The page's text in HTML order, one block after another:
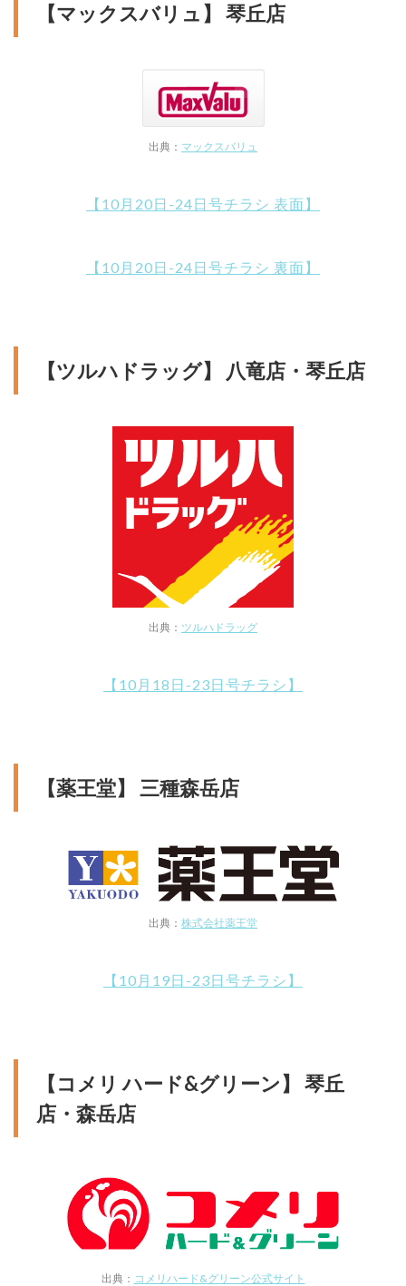
【マックスバリュ】 琴丘店
出典： マックスバリュ
【10月20日-24日号チラシ 表面】
【10月20日-24日号チラシ 裏面】
【ツルハドラッグ】 八竜店・琴丘店
出典： ツルハドラッグ
【10月18日-23日号チラシ】
【薬王堂】 三種森岳店
出典： 株式会社薬王堂
【10月19日-23日号チラシ】
【コメリ ハード&グリーン】 琴丘
店・森岳店
出典： コメリハード&グリーン公式サイト